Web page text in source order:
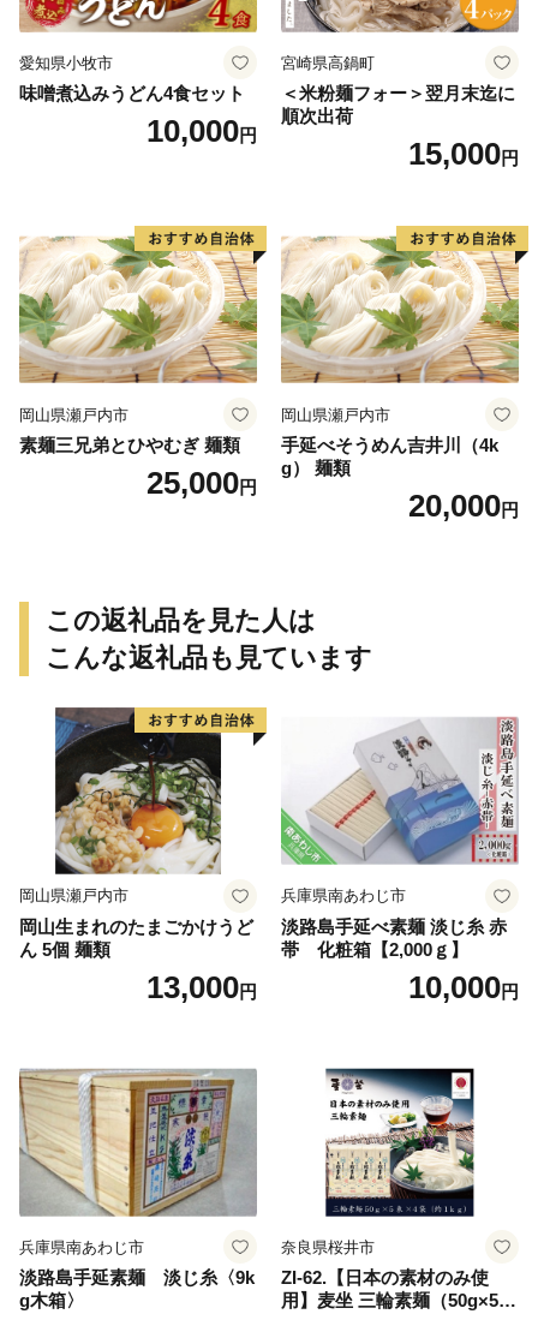
愛知県小牧市
味噌煮込みうどん4食セット
10,000円
宮崎県高鍋町
＜米粉麺フォー＞翌月末迄に
順次出荷
15,000円
岡山県瀬戸内市
素麺三兄弟とひやむぎ 麺類
25,000円
岡山県瀬戸内市
手延べそうめん吉井川（4k
g） 麺類
20,000円
この返礼品を見た人は
こんな返礼品も見ています
岡山県瀬戸内市
岡山生まれのたまごかけうど
ん 5個 麺類
13,000円
兵庫県南あわじ市
淡路島手延べ素麺 淡じ糸 赤
帯 化粧箱【2,000ｇ】
10,000円
兵庫県南あわじ市
淡路島手延素麺 淡じ糸〈9k
g木箱〉
奈良県桜井市
ZI-62.【日本の素材のみ使
用】麦坐 三輪素麺（50g×5束